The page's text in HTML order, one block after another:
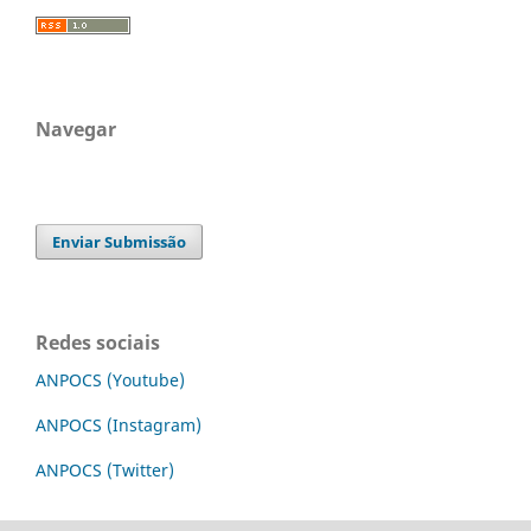
Navegar
Enviar Submissão
Redes sociais
ANPOCS (Youtube)
ANPOCS (Instagram)
ANPOCS (Twitter)